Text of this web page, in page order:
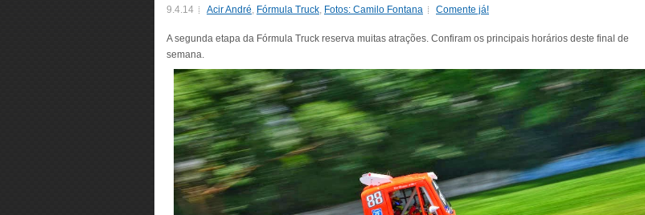
9.4.14 Acir André, Fórmula Truck, Fotos: Camilo Fontana Comente já!
A segunda etapa da Fórmula Truck reserva muitas atrações. Confiram os principais horários deste final de
semana.